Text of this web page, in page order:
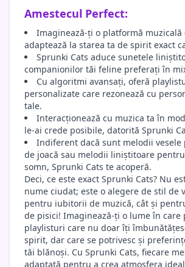
Amestecul Perfect:
Imaginează-ți o platformă muzicală
adaptează la starea ta de spirit exact
Sprunki Cats aduce sunetele
companionilor tăi feline preferați în
Cu algoritmi avansați, oferă
personalizate care rezonează cu
tale.
Interacționează cu muzica ta în
le-ai crede posibile, datorită Sprunki
Indiferent dacă sunt melodii
de joacă sau melodii liniștitoare
somn, Sprunki Cats te acoperă.
Deci, ce este exact Sprunki Cats? Nu
nume ciudat; este o alegere de stil de
pentru iubitorii de muzică, cât și
de pisici! Imaginează-ți o lume în care
playlisturi care nu doar îți
spirit, dar care se potrivesc și
tăi blănoși. Cu Sprunki Cats, fiecare
adaptată pentru a crea atmosfera